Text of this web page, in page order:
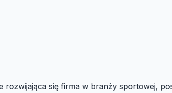
rozwijająca się firma w branży sportowej,